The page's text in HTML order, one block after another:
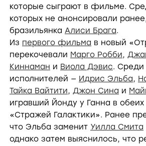
которые сыграют в фильме.
которых не анонсировали
бразильянка Алиси Брага.
Из первого фильма в новый
перекочевали Марго Робби,
Киннаман и Виола Дэвис. Среди
исполнителей — Идрис Эльба,
Тайка Вайтити, Джон Сина и
игравший Йонду у Ганна в обеих
«Стражей Галактики». Ранее
что Эльба заменит Уилла Смита
однако затем выяснилось, что